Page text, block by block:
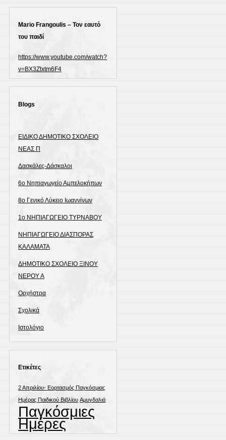
Mario Frangoulis – Τον εαυτό
του παιδί
https://www.youtube.com/watch?
v=BX3Ztxtm6F4
Blogs
ΕΙΔΙΚΟ ΔΗΜΟΤΙΚΟ ΣΧΟΛΕΙΟ
ΝΕΑΣ Π
Δασκάλες-Δάσκαλοι
6ο Νηπιαγωγείο Αμπελοκήπων
8o Γενικό Λύκειο Ιωαννίνων
1ο ΝΗΠΙΑΓΩΓΕΙΟ ΤΥΡΝΑΒΟΥ
ΝΗΠΙΑΓΩΓΕΙΟ ΔΙΑΣΠΟΡΑΣ
ΚΑΛΑΜΑΤΑ
ΔΗΜΟΤΙΚΟ ΣΧΟΛΕΙΟ ΞΙΝΟΥ
ΝΕΡΟΥ Α
Ορχήστρα
Σχολικά
Ιστολόγιο
Ετικέτες
2 Απριλίου- Εορτασμός Παγκόσμιας
Ημέρας Παιδικού Βιβλίου Αμυγδαλιά
Παγκόσμιες
Ημέρες